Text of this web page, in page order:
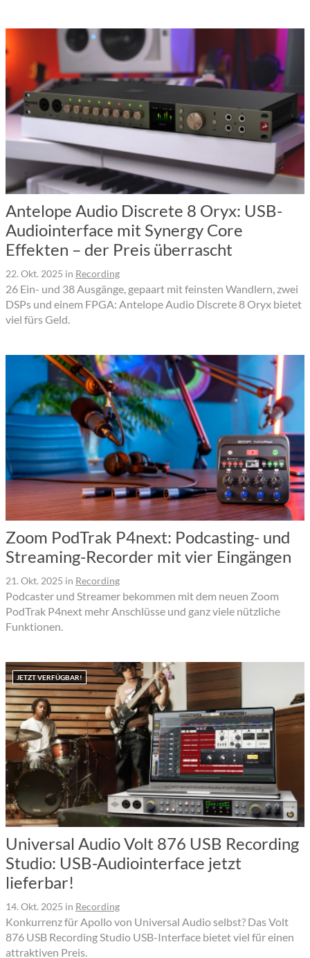
Antelope Audio Discrete 8 Oryx: USB-
Audiointerface mit Synergy Core
Effekten – der Preis überrascht
22. Okt. 2025 in Recording
26 Ein- und 38 Ausgänge, gepaart mit feinsten Wandlern, zwei
DSPs und einem FPGA: Antelope Audio Discrete 8 Oryx bietet
viel fürs Geld.
Zoom PodTrak P4next: Podcasting- und
Streaming-Recorder mit vier Eingängen
21. Okt. 2025 in Recording
Podcaster und Streamer bekommen mit dem neuen Zoom
PodTrak P4next mehr Anschlüsse und ganz viele nützliche
Funktionen.
JETZT VERFÜGBAR!
Universal Audio Volt 876 USB Recording
Studio: USB-Audiointerface jetzt
lieferbar!
14. Okt. 2025 in Recording
Konkurrenz für Apollo von Universal Audio selbst? Das Volt
876 USB Recording Studio USB-Interface bietet viel für einen
attraktiven Preis.